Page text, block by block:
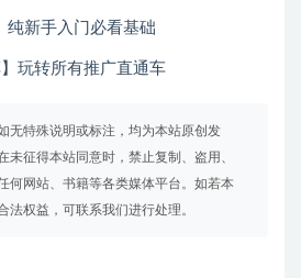
纯新手入门必看基础
玩转所有推广直通车
无特殊说明或标注，均为本站原创发
未征得本站同意时，禁止复制、盗用、
何网站、书籍等各类媒体平台。如若本
法权益，可联系我们进行处理。